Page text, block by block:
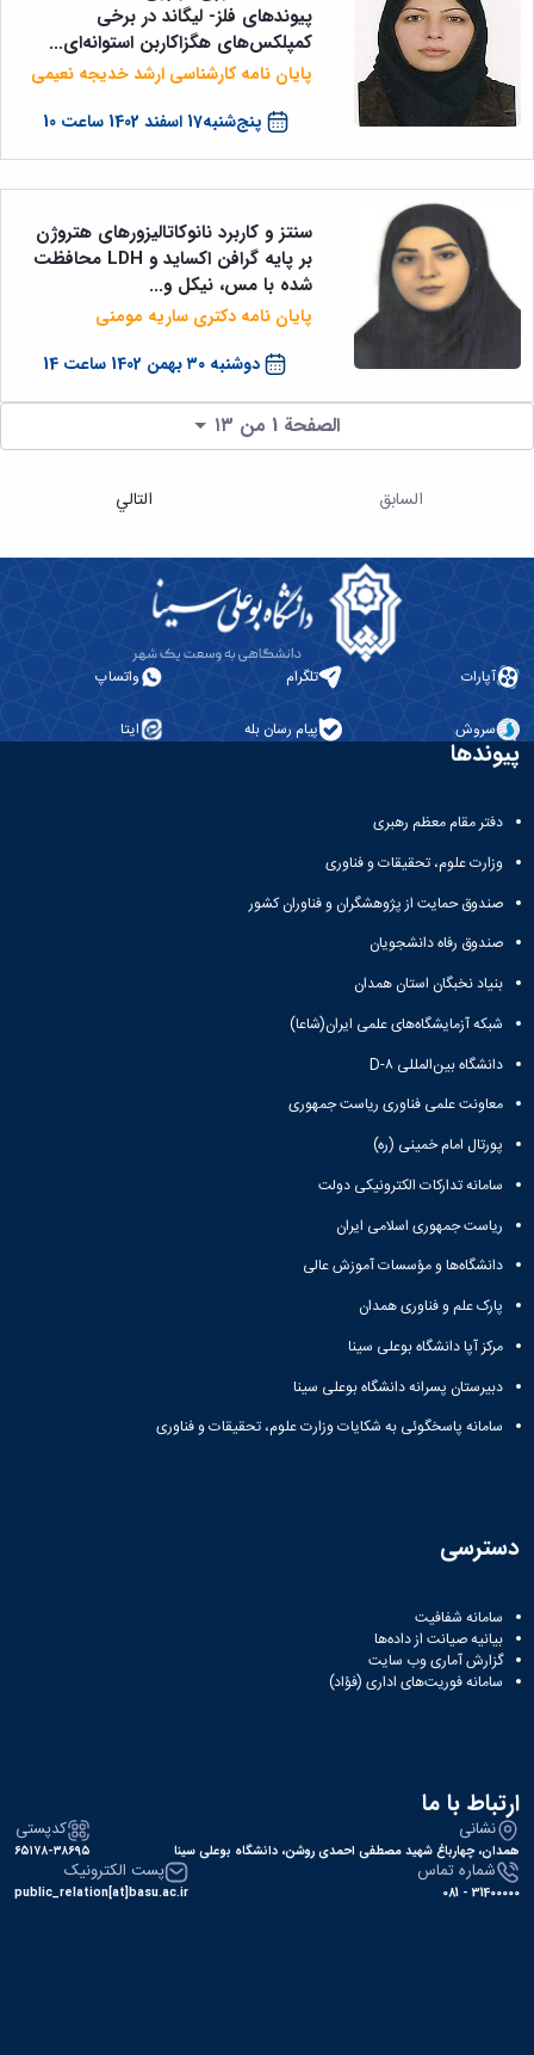
پنج‌شنبه17 اسفند 1402 ساعت 10
پیوندهای فلز- لیگاند در برخی
کمپلکس‌های هگزاکاربن استوانه‌ای...
پایان نامه کارشناسی ارشد خدیجه نعیمی
دوشنبه ۳۰ بهمن 1402 ساعت 14
سنتز و کاربرد نانوکاتالیزورهای هتروژن
بر پایه گرافن اکساید و LDH محافظت
شده با مس، نیکل و...
پایان نامه دکتری ساریه مومنی
الصفحة 1 من ١٣
السابق التالي
آپارات تلگرام واتساپ
سروش پیام رسان بله ایتا
پیوندها
دفتر مقام معظم رهبری
وزارت علوم، تحقیقات و فناوری
صندوق حمایت از پژوهشگران و فناوران کشور
صندوق رفاه دانشجویان
بنیاد نخبگان استان همدان
شبکه آزمایشگاه‌های علمی ایران(شاعا)
دانشگاه بین‌المللی D-۸
معاونت علمی فناوری ریاست جمهوری
پورتال امام خمینی (ره)
سامانه تدارکات الکترونیکی دولت
ریاست جمهوری اسلامی ایران
دانشگاه‌ها و مؤسسات آموزش عالی
پارک علم و فناوری همدان
مرکز آپا دانشگاه بوعلی سینا
دبیرستان پسرانه دانشگاه بوعلی سینا
سامانه پاسخگوئی به شکایات وزارت علوم، تحقیقات و فناوری
دسترسی
سامانه شفافیت
بیانیه صیانت از داده‌ها
گزارش آماری وب‌ سایت
سامانه فوریت‌های اداری (فؤاد)
ارتباط با ما
نشانی
همدان، چهارباغ شهید مصطفی احمدی روشن، دانشگاه بوعلی سینا
کدپستی
۶۵۱۷۸-۳۸۶۹۵
شماره تماس
31400000 - 081
پست الکترونیک
public_relation[at]basu.ac.ir